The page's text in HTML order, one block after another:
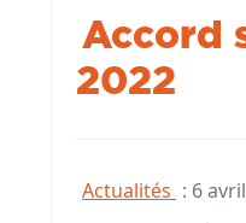
Accord
2022
Actualités : 6